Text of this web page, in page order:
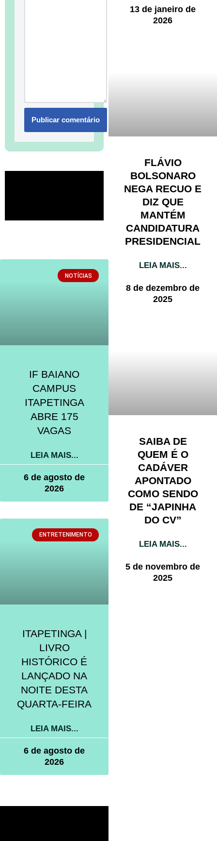
NOTÍCIAS
IF BAIANO
CAMPUS
ITAPETINGA
ABRE 175
VAGAS
LEIA MAIS...
6 de agosto de
2026
ENTRETENIMENTO
ITAPETINGA |
LIVRO
HISTÓRICO É
LANÇADO NA
NOITE DESTA
QUARTA-FEIRA
LEIA MAIS...
6 de agosto de
2026
13 de janeiro de
2026
FLÁVIO
BOLSONARO
NEGA RECUO E
DIZ QUE
MANTÉM
CANDIDATURA
PRESIDENCIAL
LEIA MAIS...
8 de dezembro de
2025
SAIBA DE
QUEM É O
CADÁVER
APONTADO
COMO SENDO
DE “JAPINHA
DO CV”
LEIA MAIS...
5 de novembro de
2025